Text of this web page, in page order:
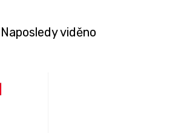
Naposledy viděno